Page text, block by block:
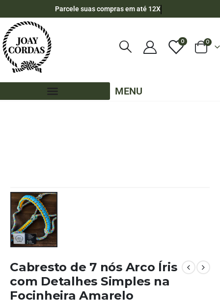
Parcele suas compras em até 12X
0 0
MENU
Cabresto de 7 nós Arco Íris
com Detalhes Simples na
Focinheira Amarelo